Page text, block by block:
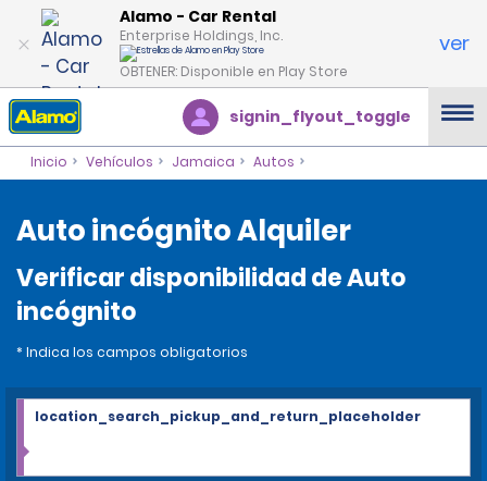
Alamo - Car Rental
Enterprise Holdings, Inc.
OBTENER: Disponible en Play Store
ver
signin_flyout_toggle
Inicio Vehículos Jamaica Autos
Auto incógnito Alquiler
Verificar disponibilidad de Auto
incógnito
* Indica los campos obligatorios
location_search_pickup_and_return_placeholder